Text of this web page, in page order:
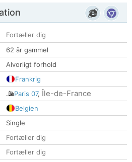
Fortæller dig
62 år gammel
Alvorligt forhold
Frankrig
Paris 07, Île-de-France
Belgien
Single
Fortæller dig
Fortæller dig